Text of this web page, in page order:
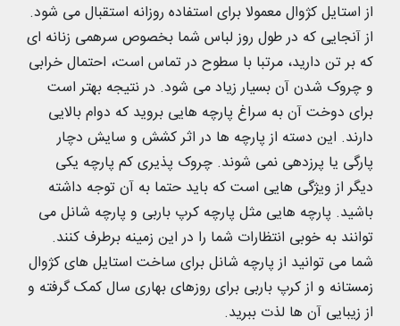
از استایل کژوال معمولا برای استفاده روزانه استقبال می شود.
از آنجایی که در طول روز لباس شما بخصوص سرهمی زنانه ای
که بر تن دارید، مرتبا با سطوح در تماس است، احتمال خرابی
و چروک شدن آن بسیار زیاد می شود. در نتیجه بهتر است
برای دوخت آن به سراغ پارچه هایی بروید که دوام بالایی
دارند. این دسته از پارچه ها در اثر کشش و سایش دچار
پارگی یا پرزدهی نمی شوند. چروک پذیری کم پارچه یکی
دیگر از ویژگی هایی است که باید حتما به آن توجه داشته
باشید. پارچه هایی مثل پارچه کرپ باربی و پارچه شانل می
توانند به خوبی انتظارات شما را در این زمینه برطرف کنند.
شما می توانید از پارچه شانل برای ساخت استایل های کژوال
زمستانه و از کرپ باربی برای روزهای بهاری سال کمک گرفته و
از زیبایی آن ها لذت ببرید.